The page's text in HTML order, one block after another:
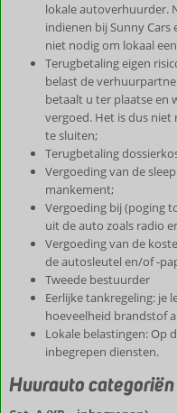
lokale autoverhuurder.
indienen bij Sunny
niet nodig om lokaal
Terugbetaling eigen
belast de
betaalt u ter plaatse en
vergoed. Het is dus niet
te sluiten;
Terugbetaling
Vergoeding van de
mankement;
Vergoeding bij (poging
uit de auto zoals radio
Vergoeding van de
de autosleutel en/of -
Tweede bestuurder
Eerlijke tankregeling: je
hoeveelheid brandstof
Lokale belastingen: Op
inbegrepen diensten.
Huurauto categoriën